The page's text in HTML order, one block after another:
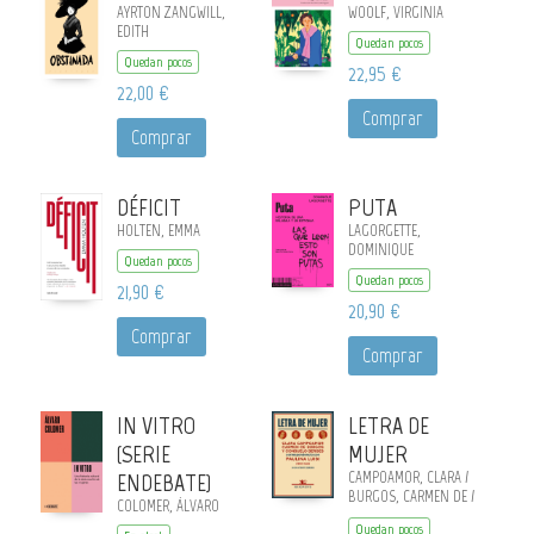
AYRTON ZANGWILL,
EDITH
Quedan pocos
22,00 €
Comprar
WOOLF, VIRGINIA
Quedan pocos
22,95 €
Comprar
DÉFICIT
HOLTEN, EMMA
Quedan pocos
21,90 €
Comprar
PUTA
LAGORGETTE,
DOMINIQUE
Quedan pocos
20,90 €
Comprar
IN VITRO
(SERIE
ENDEBATE)
COLOMER, ÁLVARO
LETRA DE
MUJER
CAMPOAMOR, CLARA /
BURGOS, CARMEN DE /
BERGES, CONSUELO /
Quedan pocos